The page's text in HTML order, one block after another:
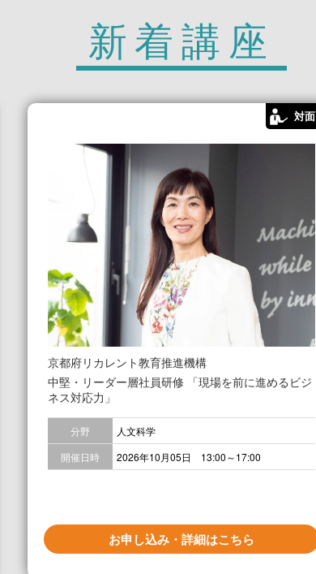
新着講座
対面
京都府リカレント教育推進機構
中堅・リーダー層社員研修 「現場を前に進めるビジ
ネス対応力」
分野
人文科学
開催日時
2026年10月05日 13:00～17:00
お申し込み・詳細はこちら